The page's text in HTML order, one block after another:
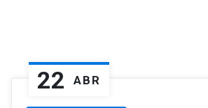
22 ABR